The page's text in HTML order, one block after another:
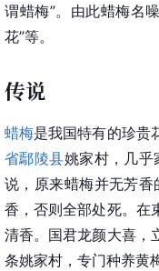
谓蜡梅”。由此蜡梅名
花”等。
传说
蜡梅是我国特有的珍贵
省鄢陵县姚家村 ，几
说，原来蜡梅并无芳香
香，否则全部处死。在
清香。国君龙颜大喜，
条姚家村，专门种养黄